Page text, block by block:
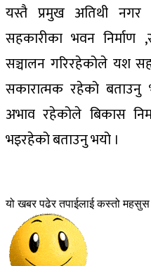
यस्तै प्रमुख अतिथी नगर
सहकारीका भवन
सञ्चालन गरिरहेकोले यश
सकारात्मक रहेको बताउनु
अभाव रहेकोले बिकास
भइरहेको बताउनु भयो ।
यो खबर पढेर तपाईलाई कस्तो महसुस